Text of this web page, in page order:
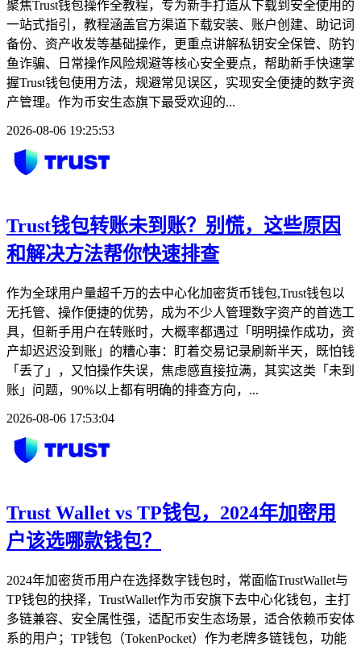
聚焦Trust钱包操作全教程，专为新手打造从下载到安全使用的
一站式指引，教程涵盖官方渠道下载安装、账户创建、助记词
备份、资产收发等基础操作，更重点讲解私钥安全保管、防钓
鱼诈骗、日常操作风险规避等核心安全要点，帮助新手快速掌
握Trust钱包使用方法，规避常见误区，实现安全便捷的数字资
产管理。作为币安生态旗下最受欢迎的...
2026-08-06 19:25:53
Trust钱包转账未到账？别慌，这些原因
和解决方法帮你快速排查
作为全球用户量超千万的去中心化加密货币钱包,Trust钱包以
无托管、操作便捷的优势，成为不少人管理数字资产的首选工
具，但新手用户在转账时，大概率都遇过「明明操作成功，资
产却迟迟没到账」的糟心事：盯着交易记录刷新半天，既怕钱
「丢了」，又怕操作失误，焦虑感直接拉满，其实这类「未到
账」问题，90%以上都有明确的排查方向，...
2026-08-06 17:53:04
Trust Wallet vs TP钱包，2024年加密用
户该选哪款钱包？
2024年加密货币用户在选择数字钱包时，常面临TrustWallet与
TP钱包的抉择，TrustWallet作为币安旗下去中心化钱包，主打
多链兼容、安全属性强，适配币安生态场景，适合依赖币安体
系的用户；TP钱包（TokenPocket）作为老牌多链钱包，功能